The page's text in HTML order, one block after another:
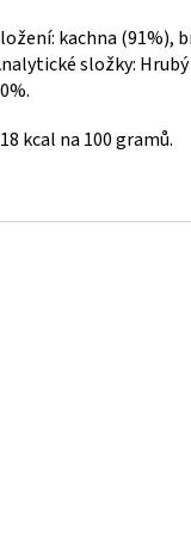
kachna (91%),
složky:
kcal na 100 gramů.